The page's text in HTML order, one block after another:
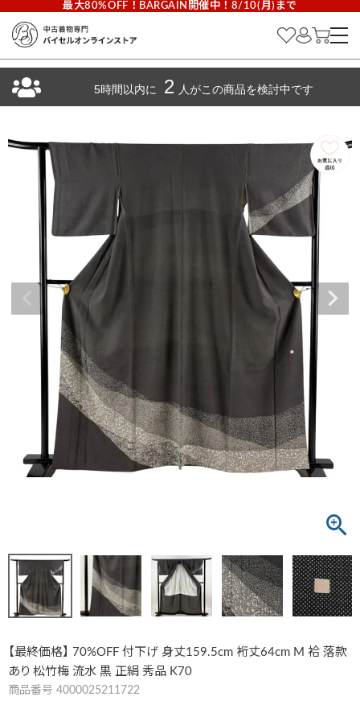
最大80%OFF！BARGAIN開催中！8/10(月)まで
【最終価格】 70%OFF 付下げ 身丈159.5cm 裄丈64cm M 袷 落款
あり 松竹梅 流水 黒 正絹 秀品 K70
商品番号 4000025211722
5時間以内に 2 人がこの商品を検討中です